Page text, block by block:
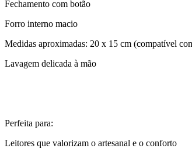
Fechamento com botão
Forro interno macio
Medidas aproximadas: 20 x 15 cm (compatível
Lavagem delicada à mão
Perfeita para:
Leitores que valorizam o artesanal e o conforto